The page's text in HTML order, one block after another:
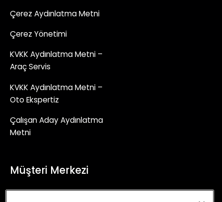
Çerez Aydınlatma Metni
Çerez Yönetimi
KVKK Aydınlatma Metni –
Araç Servis
KVKK Aydınlatma Metni –
Oto Ekspertiz
Çalışan Aday Aydınlatma
Metni
Müşteri Merkezi